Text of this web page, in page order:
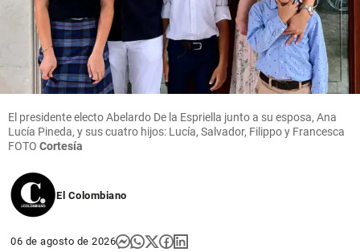
El presidente electo Abelardo De la Espriella junto a su esposa, Ana
Lucía Pineda, y sus cuatro hijos: Lucía, Salvador, Filippo y Francesca
FOTO Cortesía
El Colombiano
06 de agosto de 2026